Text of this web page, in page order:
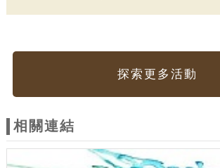
探索更多活動
相關連結